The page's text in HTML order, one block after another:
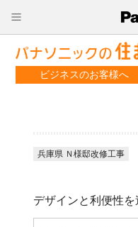
ビジネスのお客様へ
兵庫県 Ｎ様邸改修工事
デザインと利便性